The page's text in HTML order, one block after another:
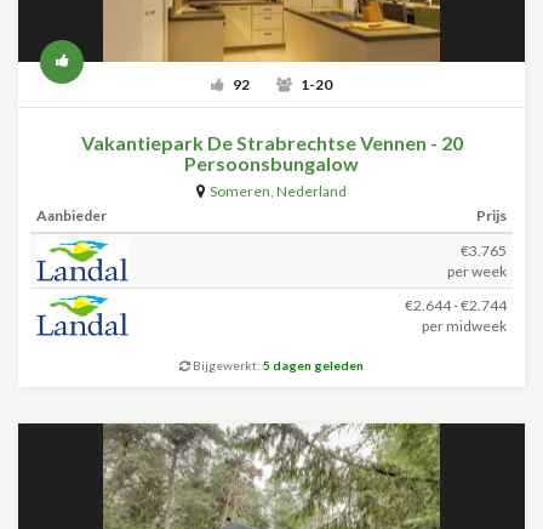
92 1-20
Vakantiepark De Strabrechtse Vennen - 20
Persoonsbungalow
Someren, Nederland
Aanbieder
Prijs
€3.765
per week
€2.644 - €2.744
per midweek
Bijgewerkt: 5 dagen geleden